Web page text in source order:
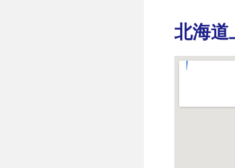
北海道